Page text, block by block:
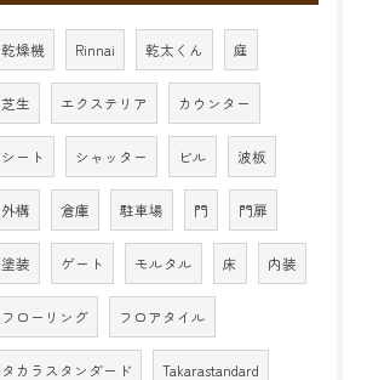
乾燥機 Rinnai 乾太くん 庭
芝生 エクステリア カウンター
シート シャッター ビル 波板
外構 倉庫 駐車場 門 門扉
塗装 ゲート モルタル 床 内装
フローリング フロアタイル
タカラスタンダード Takarastandard